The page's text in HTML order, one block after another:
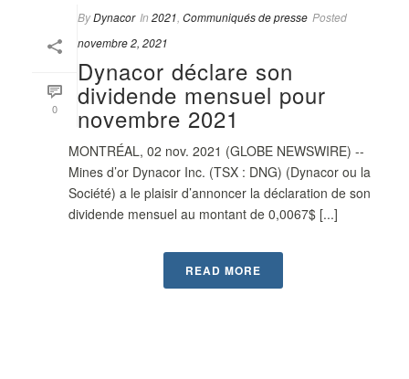
0
ByDynacor In 2021 Communiqués de presse Posted
novembre 2, 2021
Dynacor déclare son
dividende mensuel pour
novembre 2021
MONTRÉAL, 02 nov. 2021 (GLOBE NEWSWIRE) --
Mines d’or Dynacor Inc. (TSX : DNG) (Dynacor ou la
Société) a le plaisir d’annoncer la déclaration de son
dividende mensuel au montant de 0,0067$ [...]
READ MORE